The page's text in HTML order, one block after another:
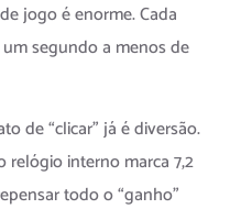
jogo é enorme. Cada
segundo a menos de
de “clicar” já é diversão.
relógio interno marca 7,2
todo o “ganho”